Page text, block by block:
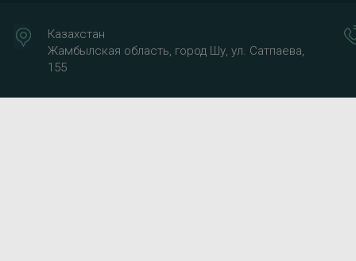
Казахстан
Жамбылская область, город Шу, ул. Сатпаева,
155